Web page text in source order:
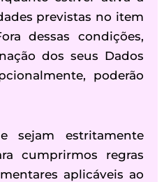
previstas no item
dessas condições,
dos seus Dados
poderão
sejam estritamente
cumprirmos regras
aplicáveis ao